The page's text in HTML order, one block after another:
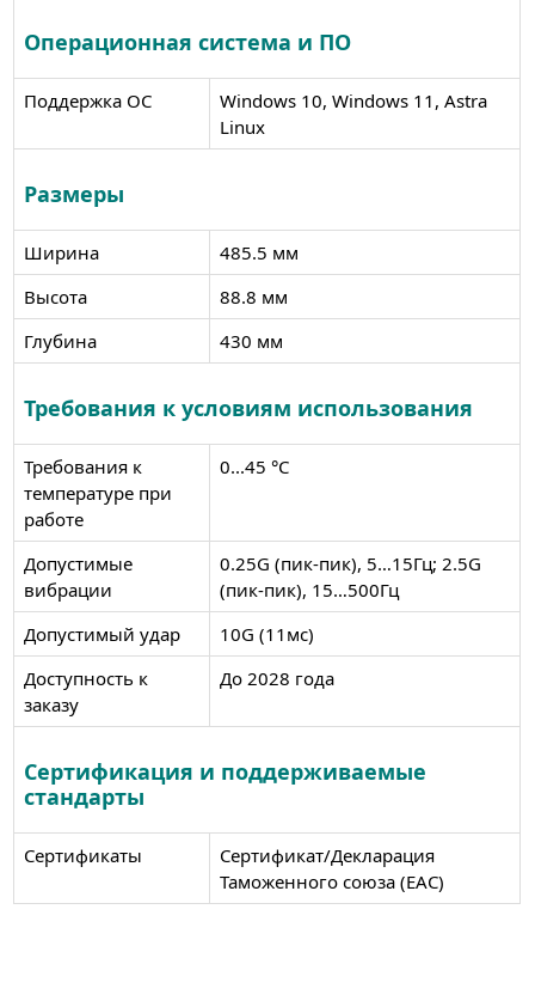
Операционная система и ПО
Поддержка ОС
Windows 10, Windows 11, Astra
Linux
Размеры
Ширина
485.5 мм
Высота
88.8 мм
Глубина
430 мм
Требования к условиям использования
Требования к
температуре при
работе
0...45 °C
Допустимые
вибрации
0.25G (пик-пик), 5…15Гц; 2.5G
(пик-пик), 15…500Гц
Допустимый удар
10G (11мс)
Доступность к
заказу
До 2028 года
Сертификация и поддерживаемые
стандарты
Сертификаты
Сертификат/Декларация
Таможенного союза (EAC)